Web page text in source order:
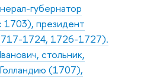
губернатор
1703), президент
1724, 1726-1727).
стольник,
(1707),